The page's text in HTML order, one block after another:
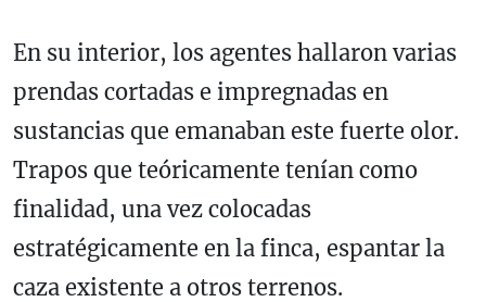
En su interior, los agentes hallaron varias
prendas cortadas e impregnadas en
sustancias que emanaban este fuerte olor.
Trapos que teóricamente tenían como
finalidad, una vez colocadas
estratégicamente en la finca, espantar la
caza existente a otros terrenos.